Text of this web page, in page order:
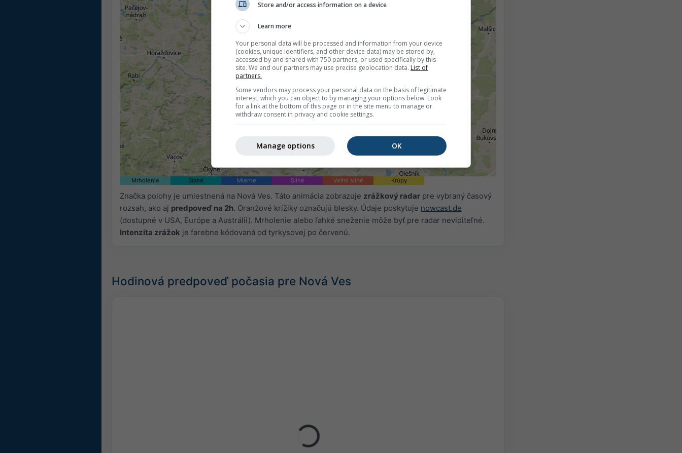
Mrholenie Slabé Mierne Silné Veľmi silné Krúpy
Značka polohy je umiestnená na Nová Ves. Táto animácia zobrazuje zrážkový radar pre vybraný časový
rozsah, ako aj predpoveď na 2h. Oranžové krížiky označujú blesky. Údaje poskytuje nowcast.de
(dostupné v USA, Európe a Austrálii). Mrholenie alebo ľahké sneženie môže byť pre radar neviditeľné.
Intenzita zrážok je farebne kódovaná od tyrkysovej po červenú.
Hodinová predpoveď počasia pre Nová Ves
Store and/or access information on a device
Learn more
Your personal data will be processed and information from your device
(cookies, unique identifiers, and other device data) may be stored by,
accessed by and shared with 750 partners, or used specifically by this
site. We and our partners may use precise geolocation data. List of
partners.
Some vendors may process your personal data on the basis of legitimate
interest, which you can object to by managing your options below. Look
for a link at the bottom of this page or in the site menu to manage or
withdraw consent in privacy and cookie settings.
OK
Manage options